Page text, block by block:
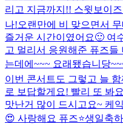
리고 지금까지!! 스윗보이
나!오랜만에 비 맞으면서
즐거운 시간이였어요🙂 여
고 멀리서 응원해준 퓨즈
는데에~~~ 요래됐습니당
이번 콘서트도 그렇고 늘
로 보답할게요! 빨리 또 봐
맛난거 많이 드시고요~ 케
😍 사랑해요 퓨즈⭐️생일축